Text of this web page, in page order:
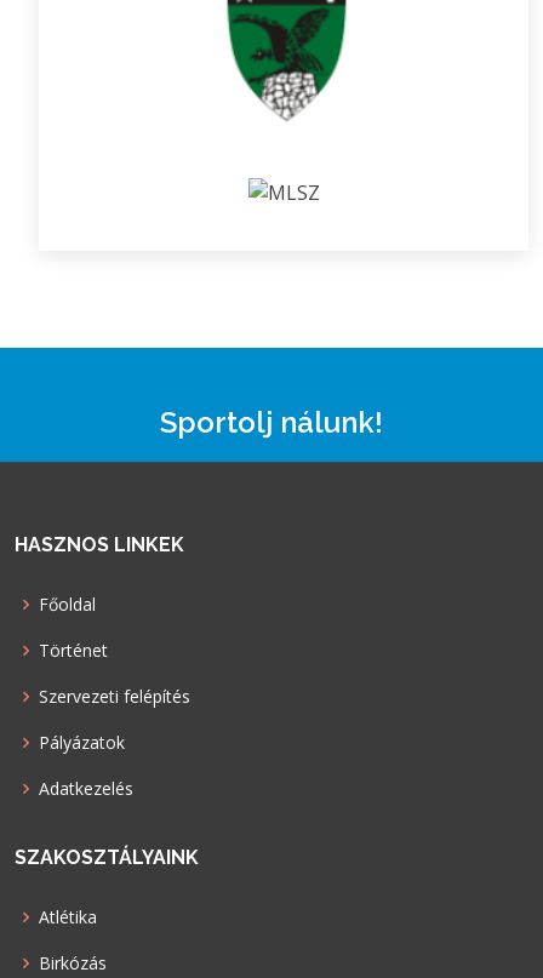
Sportolj nálunk!
HASZNOS LINKEK
Főoldal
Történet
Szervezeti felépítés
Pályázatok
Adatkezelés
SZAKOSZTÁLYAINK
Atlétika
Birkózás